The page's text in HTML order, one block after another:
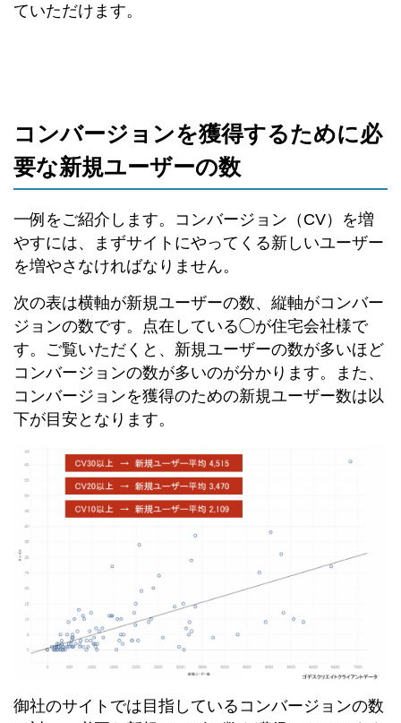
ていただけます。
コンバージョンを獲得するために必
要な新規ユーザーの数
一例をご紹介します。コンバージョン（CV）を増
やすには、まずサイトにやってくる新しいユーザー
を増やさなければなりません。
次の表は横軸が新規ユーザーの数、縦軸がコンバー
ジョンの数です。点在している◯が住宅会社様で
す。ご覧いただくと、新規ユーザーの数が多いほど
コンバージョンの数が多いのが分かります。また、
コンバージョンを獲得のための新規ユーザー数は以
下が目安となります。
御社のサイトでは目指しているコンバージョンの数